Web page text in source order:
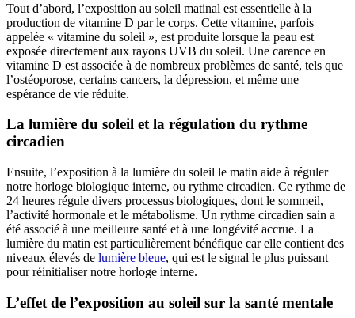
Tout d’abord, l’exposition au soleil matinal est essentielle à la
production de vitamine D par le corps. Cette vitamine, parfois
appelée « vitamine du soleil », est produite lorsque la peau est
exposée directement aux rayons UVB du soleil. Une carence en
vitamine D est associée à de nombreux problèmes de santé, tels que
l’ostéoporose, certains cancers, la dépression, et même une
espérance de vie réduite.
La lumière du soleil et la régulation du rythme
circadien
Ensuite, l’exposition à la lumière du soleil le matin aide à réguler
notre horloge biologique interne, ou rythme circadien. Ce rythme de
24 heures régule divers processus biologiques, dont le sommeil,
l’activité hormonale et le métabolisme. Un rythme circadien sain a
été associé à une meilleure santé et à une longévité accrue. La
lumière du matin est particulièrement bénéfique car elle contient des
niveaux élevés de lumière bleue, qui est le signal le plus puissant
pour réinitialiser notre horloge interne.
L’effet de l’exposition au soleil sur la santé mentale